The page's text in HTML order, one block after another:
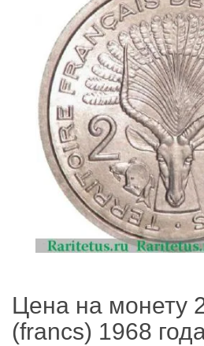
Цена на монету
(francs) 1968